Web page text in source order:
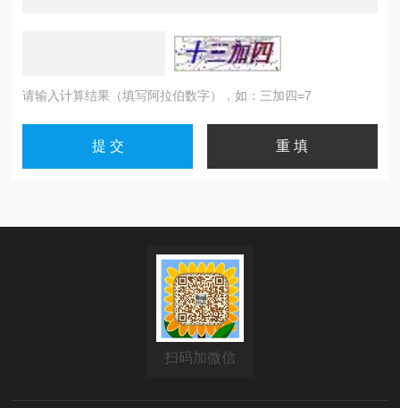
请输入计算结果（填写阿拉伯数字），如：三加四=7
扫码加微信